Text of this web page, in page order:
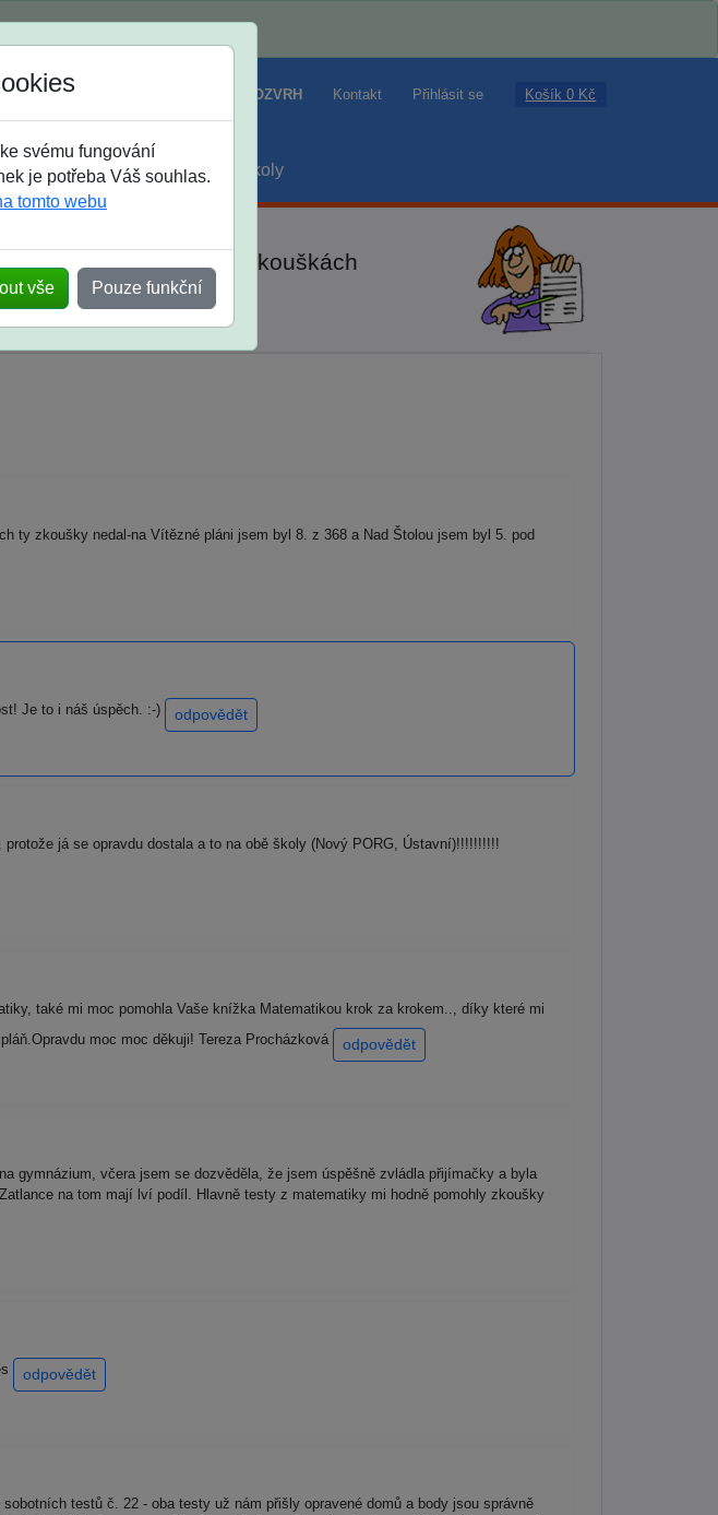
Jak si vybrat ROZVRH Kontakt Přihlásit se Košík 0 Kč
soutěže prázdniny školy
přijímacích zkouškách
svému fungování
je potřeba Váš souhlas.
tomto webu
vše Pouze funkční
ty zkoušky nedal-na Vítězné pláni jsem byl 8. z 368 a Nad Štolou jsem byl 5. pod
Je to i náš úspěch. :-) odpovědět
já se opravdu dostala a to na obě školy (Nový PORG, Ústavní)!!!!!!!!!!
také mi moc pomohla Vaše knížka Matematikou krok za krokem.., díky které mi
moc moc děkuji! Tereza Procházková
odpovědět
gymnázium, včera jsem se dozvěděla, že jsem úspěšně zvládla přijímačky a byla
na tom mají lví podíl. Hlavně testy z matematiky mi hodně pomohly zkoušky
odpovědět
testů č. 22 - oba testy už nám přišly opravené domů a body jsou správně